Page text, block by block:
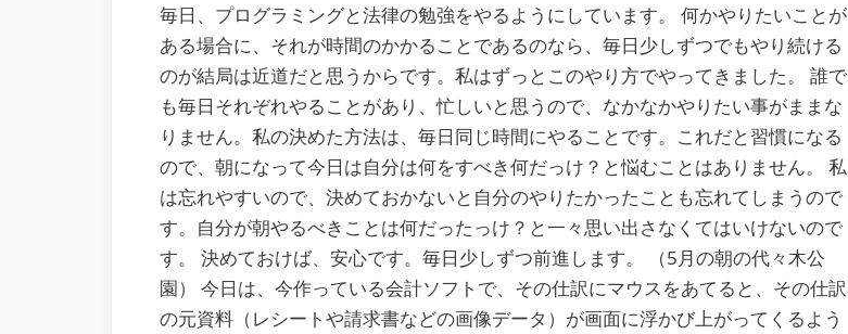
間
に、
同
じ
場
所
で
や
る
こ
と
毎日、プログラミングと法律の勉強をやるようにしています。 何かやりたいことが
ある場合に、それが時間のかかることであるのなら、毎日少しずつでもやり続ける
のが結局は近道だと思うからです。私はずっとこのやり方でやってきました。 誰で
も毎日それぞれやることがあり、忙しいと思うので、なかなかやりたい事がままな
りません。私の決めた方法は、毎日同じ時間にやることです。これだと習慣になる
ので、朝になって今日は自分は何をすべき何だっけ？と悩むことはありません。 私
は忘れやすいので、決めておかないと自分のやりたかったことも忘れてしまうので
す。自分が朝やるべきことは何だったっけ？と一々思い出さなくてはいけないので
す。 決めておけば、安心です。毎日少しずつ前進します。 （5月の朝の代々木公
園） 今日は、今作っている会計ソフトで、その仕訳にマウスをあてると、その仕訳
の元資料（レシートや請求書などの画像データ）が画面に浮かび上がってくるよう